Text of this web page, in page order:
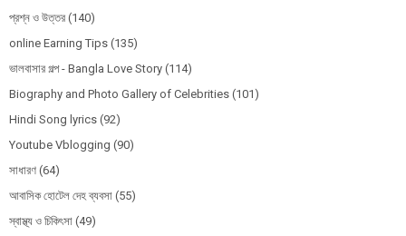
প্রশ্ন ও উত্তর (140)
online Earning Tips (135)
ভালবাসার গল্প - Bangla Love Story (114)
Biography and Photo Gallery of Celebrities (101)
Hindi Song lyrics (92)
Youtube Vblogging (90)
সাধারণ (64)
আবাসিক হোটেল দেহ ব্যবসা (55)
স্বাস্থ্য ও চিকিৎসা (49)